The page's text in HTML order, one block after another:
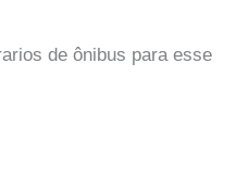
de ônibus para esse